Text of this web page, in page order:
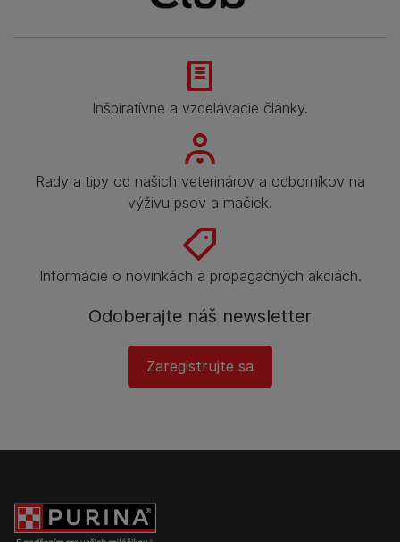
Inšpiratívne a vzdelávacie články.
Rady a tipy od našich veterinárov a odborníkov na
výživu psov a mačiek.
Informácie o novinkách a propagačných akciách.
Odoberajte náš newsletter
Zaregistrujte sa